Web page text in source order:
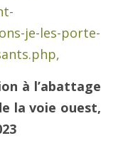
je-les-porte-
à l’abattage
la voie ouest,